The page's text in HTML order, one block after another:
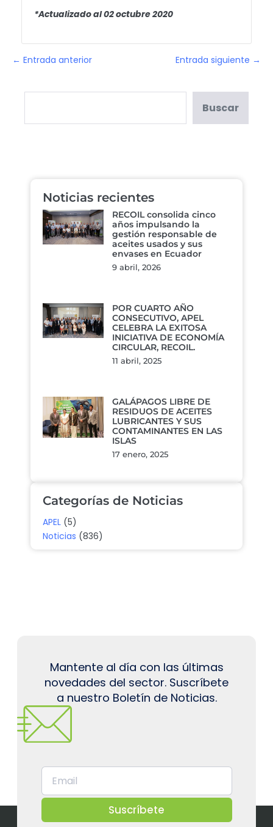
*Actualizado al 02 octubre 2020
← Entrada anterior Entrada siguiente →
Buscar
Noticias recientes
RECOIL consolida cinco
años impulsando la
gestión responsable de
aceites usados y sus
envases en Ecuador
9 abril, 2026
POR CUARTO AÑO
CONSECUTIVO, APEL
CELEBRA LA EXITOSA
INICIATIVA DE ECONOMÍA
CIRCULAR, RECOIL.
11 abril, 2025
GALÁPAGOS LIBRE DE
RESIDUOS DE ACEITES
LUBRICANTES Y SUS
CONTAMINANTES EN LAS
ISLAS
17 enero, 2025
Categorías de Noticias
APEL (5)
Noticias (836)
Mantente al día con las últimas
novedades del sector. Suscríbete
a nuestro Boletín de Noticias.
Suscríbete